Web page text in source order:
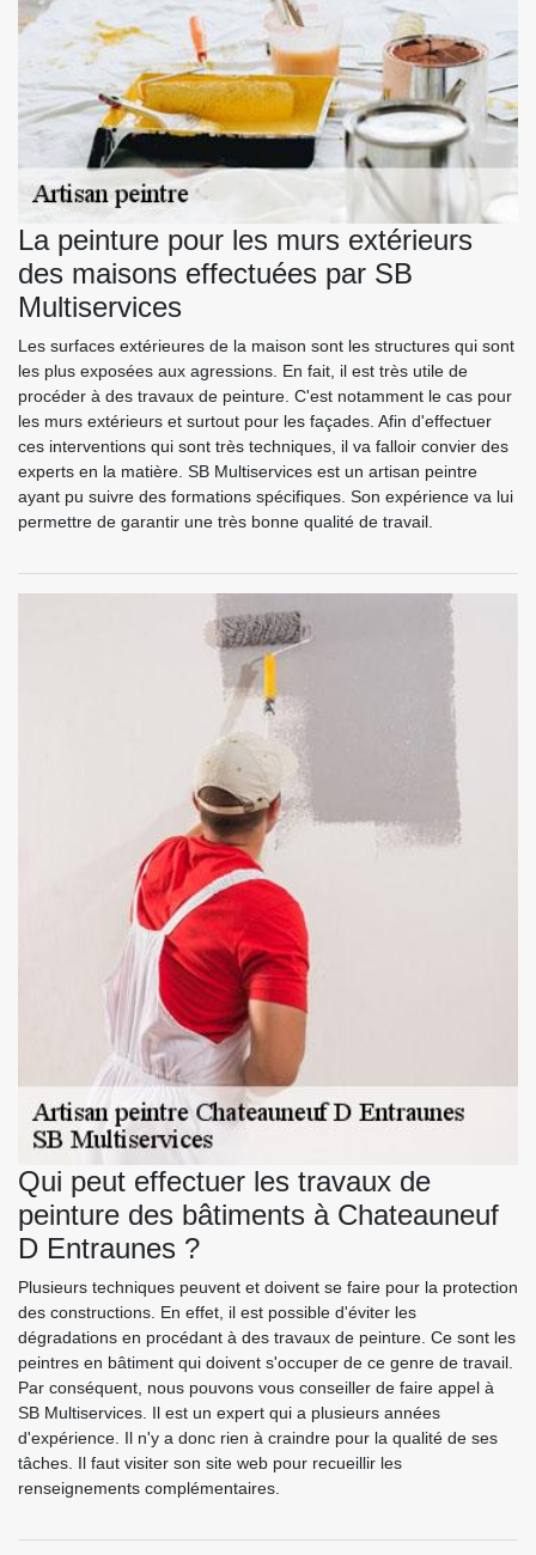
La peinture pour les murs extérieurs
des maisons effectuées par SB
Multiservices
Les surfaces extérieures de la maison sont les structures qui sont
les plus exposées aux agressions. En fait, il est très utile de
procéder à des travaux de peinture. C'est notamment le cas pour
les murs extérieurs et surtout pour les façades. Afin d'effectuer
ces interventions qui sont très techniques, il va falloir convier des
experts en la matière. SB Multiservices est un artisan peintre
ayant pu suivre des formations spécifiques. Son expérience va lui
permettre de garantir une très bonne qualité de travail.
Qui peut effectuer les travaux de
peinture des bâtiments à Chateauneuf
D Entraunes ?
Plusieurs techniques peuvent et doivent se faire pour la protection
des constructions. En effet, il est possible d'éviter les
dégradations en procédant à des travaux de peinture. Ce sont les
peintres en bâtiment qui doivent s'occuper de ce genre de travail.
Par conséquent, nous pouvons vous conseiller de faire appel à
SB Multiservices. Il est un expert qui a plusieurs années
d'expérience. Il n'y a donc rien à craindre pour la qualité de ses
tâches. Il faut visiter son site web pour recueillir les
renseignements complémentaires.